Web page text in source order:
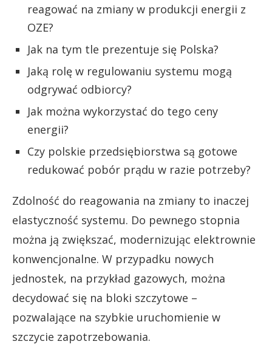
reagować na zmiany w produkcji energii z
OZE?
Jak na tym tle prezentuje się Polska?
Jaką rolę w regulowaniu systemu mogą
odgrywać odbiorcy?
Jak można wykorzystać do tego ceny
energii?
Czy polskie przedsiębiorstwa są gotowe
redukować pobór prądu w razie potrzeby?
Zdolność do reagowania na zmiany to inaczej
elastyczność systemu. Do pewnego stopnia
można ją zwiększać, modernizując elektrownie
konwencjonalne. W przypadku nowych
jednostek, na przykład gazowych, można
decydować się na bloki szczytowe –
pozwalające na szybkie uruchomienie w
szczycie zapotrzebowania.